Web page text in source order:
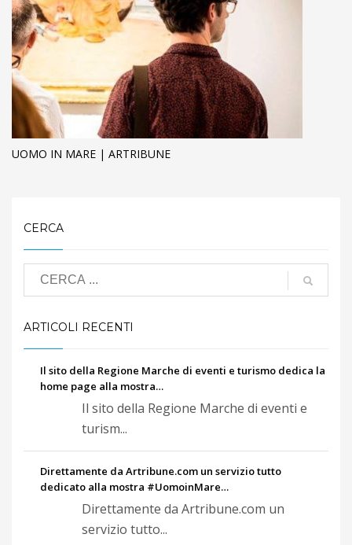
UOMO IN MARE | ARTRIBUNE
CERCA
ARTICOLI RECENTI
Il sito della Regione Marche di eventi e turismo dedica la
home page alla mostra…
Il sito della Regione Marche di eventi e
turism...
Direttamente da Artribune.com un servizio tutto
dedicato alla mostra #UomoinMare…
Direttamente da Artribune.com un
servizio tutto...